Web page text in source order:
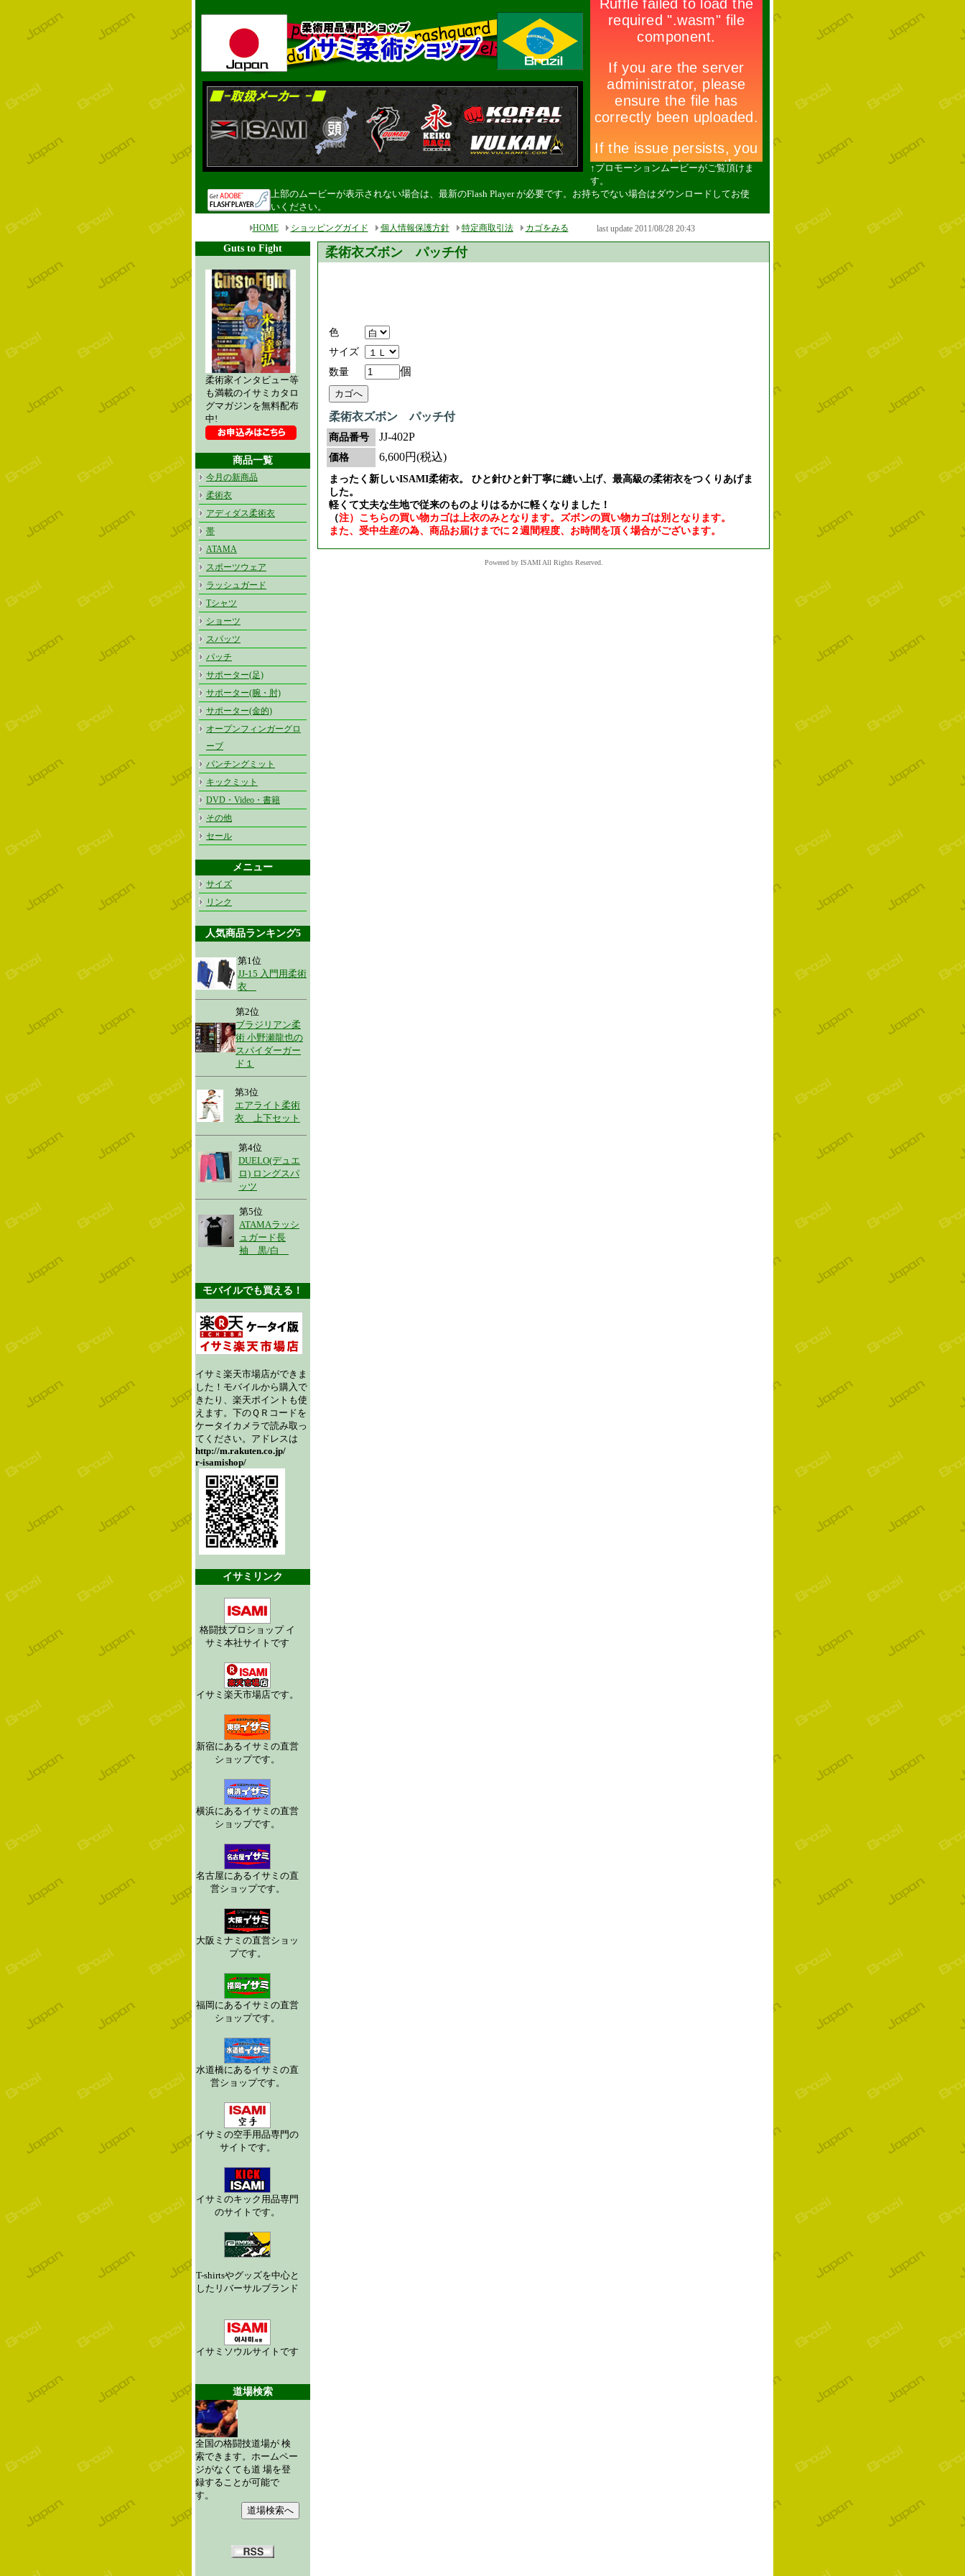
↑プロモーションムービーがご覧頂けま
す。
上部のムービーが表示されない場合は、最新のFlash Player が必要です。お持ちでない場合はダウンロードしてお使
いください。
HOME ショッピングガイド 個人情報保護方針 特定商取引法 カゴをみる last update 2011/08/28 20:43
Guts to Fight
柔術家インタビュー等
も満載のイサミカタロ
グマガジンを無料配布
中!
商品一覧
今月の新商品
柔術衣
アディダス柔術衣
帯
ATAMA
スポーツウェア
ラッシュガード
Tシャツ
ショーツ
スパッツ
パッチ
サポーター(足)
サポーター(腕・肘)
サポーター(金的)
オープンフィンガーグロ
ーブ
パンチングミット
キックミット
DVD・Video・書籍
その他
セール
メニュー
サイズ
リンク
人気商品ランキング5
第1位
JJ-15 入門用柔術
衣
第2位
ブラジリアン柔
術 小野瀬龍也の
スパイダーガー
ド１
第3位
エアライト柔術
衣 上下セット
第4位
DUELO(デュエ
ロ) ロングスパ
ッツ
第5位
ATAMAラッシ
ュガード長
袖 黒/白
モバイルでも買える！
イサミ楽天市場店ができま
した！モバイルから購入で
きたり、楽天ポイントも使
えます。下のＱＲコードを
ケータイカメラで読み取っ
てください。アドレスは
http://m.rakuten.co.jp/
r-isamishop/
イサミリンク
格闘技プロショップ イ
サミ本社サイトです
イサミ楽天市場店です。
新宿にあるイサミの直営
ショップです。
横浜にあるイサミの直営
ショップです。
名古屋にあるイサミの直
営ショップです。
大阪ミナミの直営ショッ
プです。
福岡にあるイサミの直営
ショップです。
水道橋にあるイサミの直
営ショップです。
イサミの空手用品専門の
サイトです。
イサミのキック用品専門
のサイトです。
T-shirtsやグッズを中心と
したリバーサルブランド
イサミソウルサイトです
道場検索
全国の格闘技道場が 検
索できます。ホームペー
ジがなくても道 場を登
録することが可能で
す。
柔術衣ズボン パッチ付
色
サイズ
数量
個
柔術衣ズボン パッチ付
商品番号 JJ-402P
価格 6,600円(税込)
まったく新しいISAMI柔術衣。 ひと針ひと針丁寧に縫い上げ、最高級の柔術衣をつくりあげま
した。
軽くて丈夫な生地で従来のものよりはるかに軽くなりました！
（注）こちらの買い物カゴは上衣のみとなります。ズボンの買い物カゴは別となります。
また、受中生産の為、商品お届けまでに２週間程度、お時間を頂く場合がございます。
Powered by ISAMI All Rights Reserved.